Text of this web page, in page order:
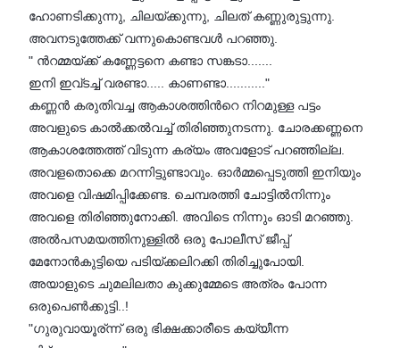
ഹോണടിക്കുന്നു, ചിലയ്ക്കുന്നു, ചിലത് കണ്ണുരുട്ടുന്നു.
അവനടുത്തേക്ക് വന്നുകൊണ്ടവള്‍ പറഞ്ഞു.
" ന്‍റമ്മയ്ക്ക് കണ്ണേട്ടനെ കണ്ടാ സങ്കടാ.......
ഇനി ഇവ്ടച്ച് വരണ്ടാ..... കാണണ്ടാ..........."
കണ്ണന്‍ കരുതിവച്ച ആകാശത്തിന്‍റെ നിറമുള്ള പട്ടം
അവളുടെ കാല്‍ക്കല്‍വച്ച് തിരിഞ്ഞുനടന്നു. ചോരക്കണ്ണനെ
ആകാശത്തേത്ത് വിടുന്ന കര്യം അവളോട് പറഞ്ഞില്ല.
അവളതൊക്കെ മറന്നിട്ടുണ്ടാവും. ഓര്‍മ്മപ്പെടുത്തി ഇനിയും
അവളെ വിഷമിപ്പിക്കേണ്ട. ചെമ്പരത്തി ചോട്ടില്‍നിന്നും
അവളെ തിരിഞ്ഞുനോക്കി. അവിടെ നിന്നും ഓടി മറഞ്ഞു.
അല്‍പസമയത്തിനുള്ളില്‍ ഒരു പോലീസ് ജീപ്പ്
മേനോന്‍കുട്ടിയെ പടിയ്ക്കലിറക്കി തിരിച്ചുപോയി.
അയാളുടെ ചുമലിലതാ കുക്കുമ്മേടെ അത്രം പോന്ന
ഒരുപെണ്‍ക്കുട്ടി..!
"ഗുരുവായൂര്ന്ന് ഒരു ഭിക്ഷക്കാരീടെ കയ്യീന്ന